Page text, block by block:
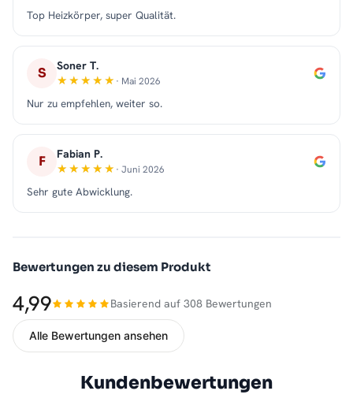
Top Heizkörper, super Qualität.
S Soner T.
· Mai 2026
Nur zu empfehlen, weiter so.
F Fabian P.
· Juni 2026
Sehr gute Abwicklung.
Bewertungen zu diesem Produkt
4,99 Basierend auf 308 Bewertungen
Alle Bewertungen ansehen
Kundenbewertungen